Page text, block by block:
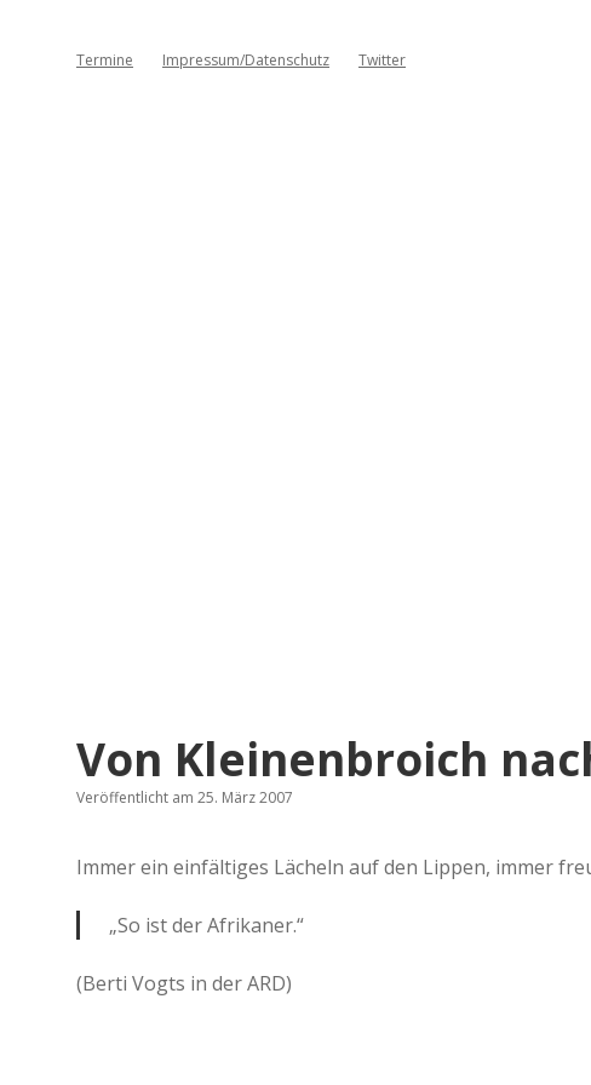
Termine Impressum/Datenschutz Twitter
Von Kleinenbroich
Veröffentlicht am 25. März 2007
Immer ein einfältiges Lächeln auf den Lippen, immer
„So ist der Afrikaner.“
(Berti Vogts in der ARD)